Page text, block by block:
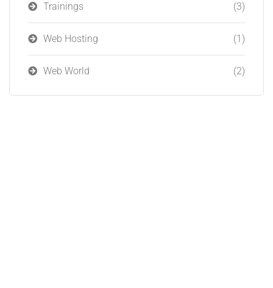
Trainings (3)
Web Hosting (1)
Web World (2)